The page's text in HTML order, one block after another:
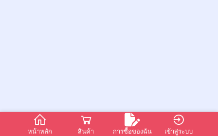
หน้าหลัก สินค้า การซื้อของฉัน เข้าสู่ระบบ